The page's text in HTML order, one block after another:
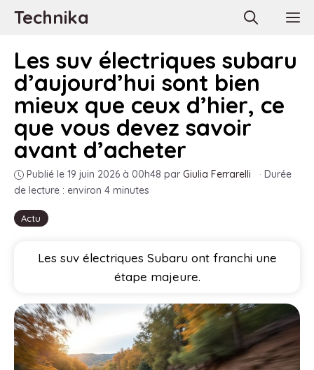
AllerTechnika
Actu
Les suv électriques subaru
d’aujourd’hui sont bien
mieux que ceux d’hier, ce
que vous devez savoir
avant d’acheter
Publié le 19 juin 2026 à 00h48 par Giulia Ferrarelli · Durée
de lecture : environ 4 minutes
Les suv électriques Subaru ont franchi une
étape majeure.